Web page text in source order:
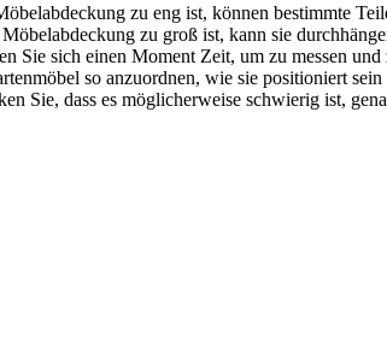
zu eng ist, können bestimmte
zu groß ist, kann sie
Sie sich einen Moment Zeit, um zu messen
so anzuordnen, wie sie positioniert
Sie, dass es möglicherweise schwierig ist,